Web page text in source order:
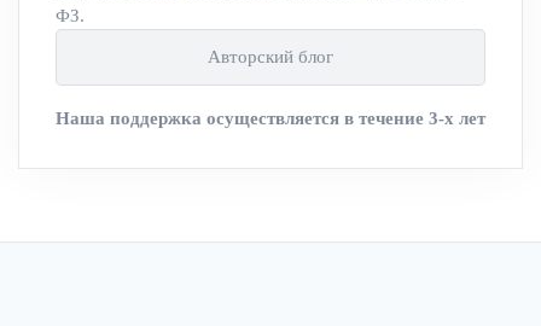
ФЗ.
Авторский блог
Наша поддержка осуществляется в течение 3-х лет